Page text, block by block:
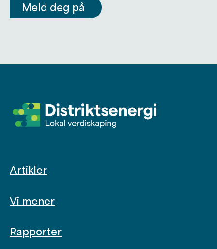
Meld deg på
Artikler
Vi mener
Rapporter